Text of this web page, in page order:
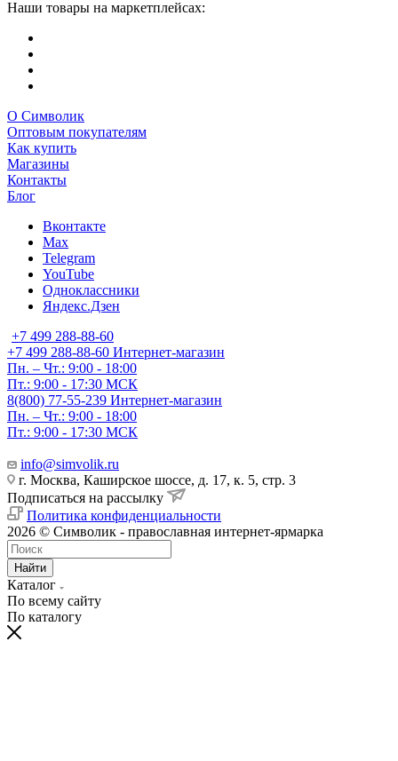
Наши товары на маркетплейсах:
О Символик
Оптовым покупателям
Как купить
Магазины
Контакты
Блог
Вконтакте
Max
Telegram
YouTube
Одноклассники
Яндекс.Дзен
+7 499 288-88-60
+7 499 288-88-60 Интернет-магазин
Пн. – Чт.: 9:00 - 18:00
Пт.: 9:00 - 17:30 МСК
8(800) 77-55-239 Интернет-магазин
Пн. – Чт.: 9:00 - 18:00
Пт.: 9:00 - 17:30 МСК
info@simvolik.ru
г. Москва, Каширское шоссе, д. 17, к. 5, стр. 3
Подписаться на рассылку
Политика конфиденциальности
2026 © Символик - православная интернет-ярмарка
Найти
Каталог
По всему сайту
По каталогу